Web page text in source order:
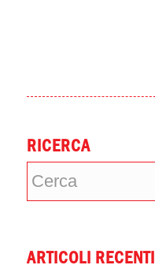
RICERCA
ARTICOLI RECENTI